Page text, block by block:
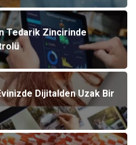
Tedarik Zincirinde
Dijitalden Uzak Bir